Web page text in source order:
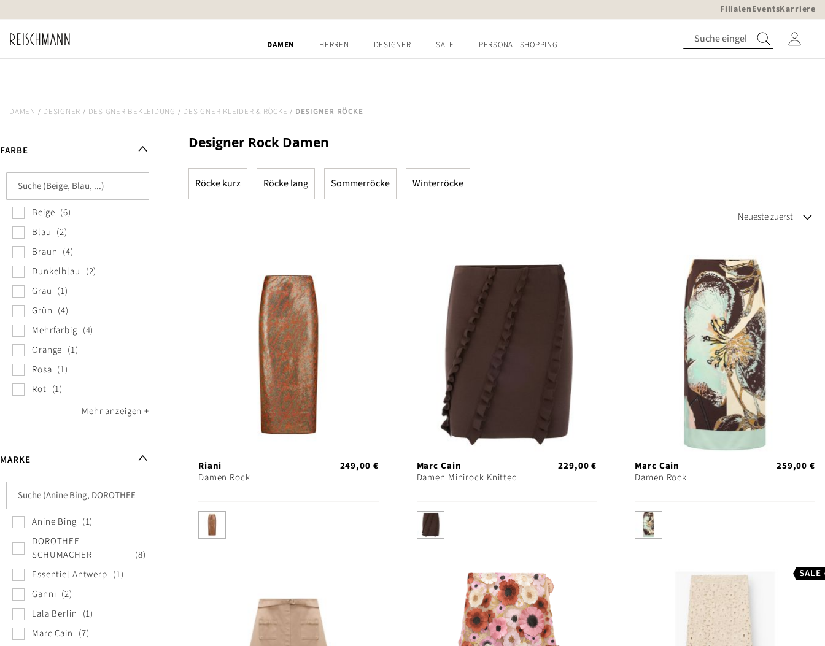
Inhalt
springen
FilialenEventsKarriere
DAMEN HERREN DESIGNER SALE PERSONAL SHOPPING
DAMEN DESIGNER DESIGNER BEKLEIDUNG DESIGNER KLEIDER & RÖCKE DESIGNER RÖCKE
Designer Rock Damen
Röcke kurz Röcke lang Sommerröcke Winterröcke
Riani
Damen Rock
249,00 €
Marc Cain
Damen Minirock Knitted
229,00 €
Marc Cain
Damen Rock
259,00 €
SALE
FARBE
Beige
6
Blau
2
Braun
4
Dunkelblau
2
Grau
1
Grün
4
Mehrfarbig
4
Orange
1
Rosa
1
Rot
1
Mehr anzeigen
MARKE
Anine Bing
1
DOROTHEE
SCHUMACHER
8
Essentiel Antwerp
1
Ganni
2
Lala Berlin
1
Marc Cain
7